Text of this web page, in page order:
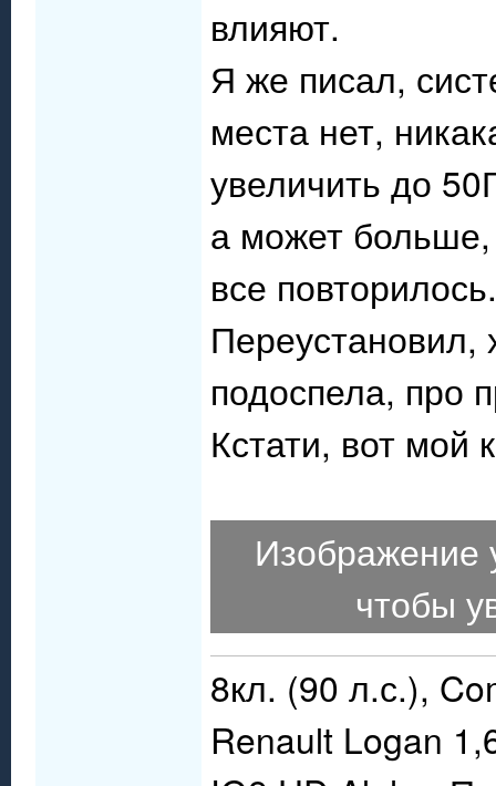
влияют.
Я же писал,
места нет,
увеличить до
а может больше,
все
Переустановил,
подоспела, про
Кстати, вот мой
чтобы
8кл. (90 л.с.),
Renault Logan